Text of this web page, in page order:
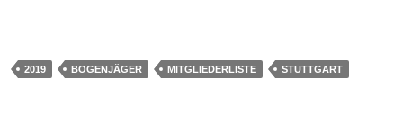
2019 BOGENJÄGER MITGLIEDERLISTE STUTTGART